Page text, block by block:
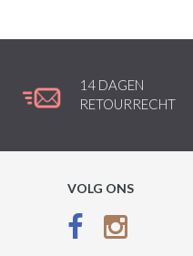
14 DAGEN
RETOURRECHT
VOLG ONS